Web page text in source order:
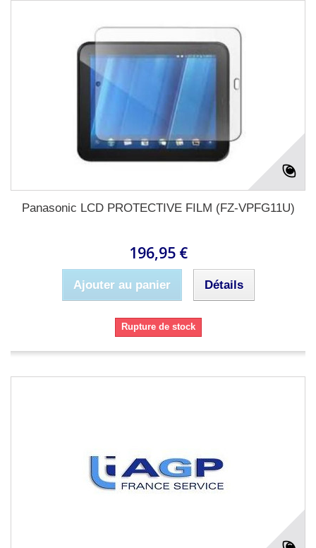
Panasonic LCD PROTECTIVE FILM (FZ-VPFG11U)
196,95 €
Ajouter au panier Détails
Rupture de stock